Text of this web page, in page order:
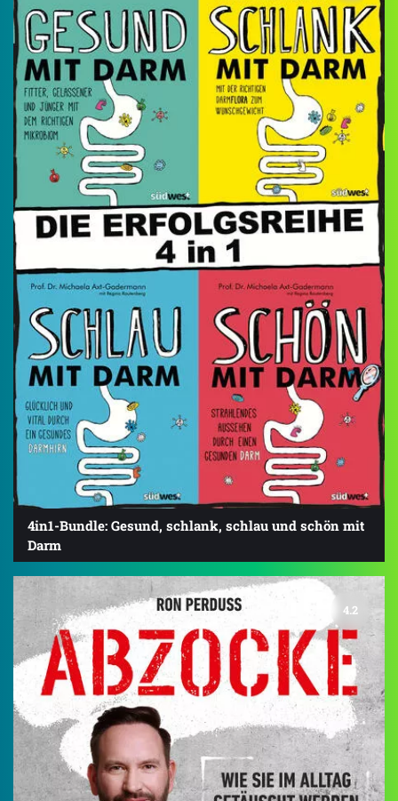
4in1-Bundle: Gesund, schlank, schlau und schön mit
Darm
4.2